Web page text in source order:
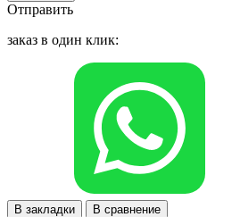
Отправить
заказ в один клик:
В закладки В сравнение